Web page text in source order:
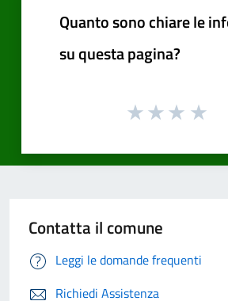
Quanto sono chiare le
su questa pagina?
Contatta il comune
Leggi le domande frequenti
Richiedi Assistenza